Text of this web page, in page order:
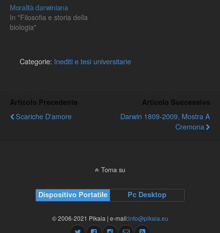
Moralità darwiniana
In "Filosofia e storia della
biologia"
Categorie: Inediti e tesi universitarie
Articolo Precedente
Scariche D'amore
Articolo Successivo
Darwin 1809-2009, Mostra A
Cremona
Torna su
Dispositivo Portatile Pc Desktop
© 2006-2021 Pikaia | e-mail:info@pikaia.eu